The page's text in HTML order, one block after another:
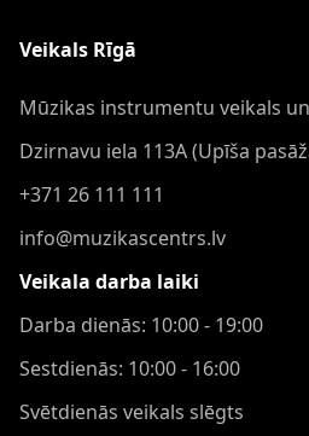
Veikals Rīgā
Mūzikas instrumentu veikals
Dzirnavu iela 113A (Upīša
+371 26 111 111
info@muzikascentrs.lv
Veikala darba laiki
Darba dienās: 10:00 - 19:00
Sestdienās: 10:00 - 16:00
Svētdienās veikals slēgts